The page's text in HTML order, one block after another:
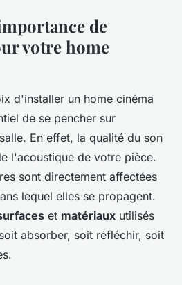
de
votre home
d'installer un home cinéma
de se pencher sur
En effet, la qualité du son
l'acoustique de votre pièce.
sont directement affectées
lequel elles se propagent.
et matériaux utilisés
absorber, soit réfléchir, soit